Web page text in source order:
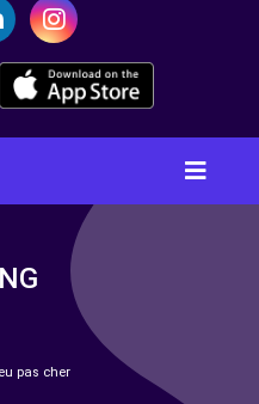
pas cher